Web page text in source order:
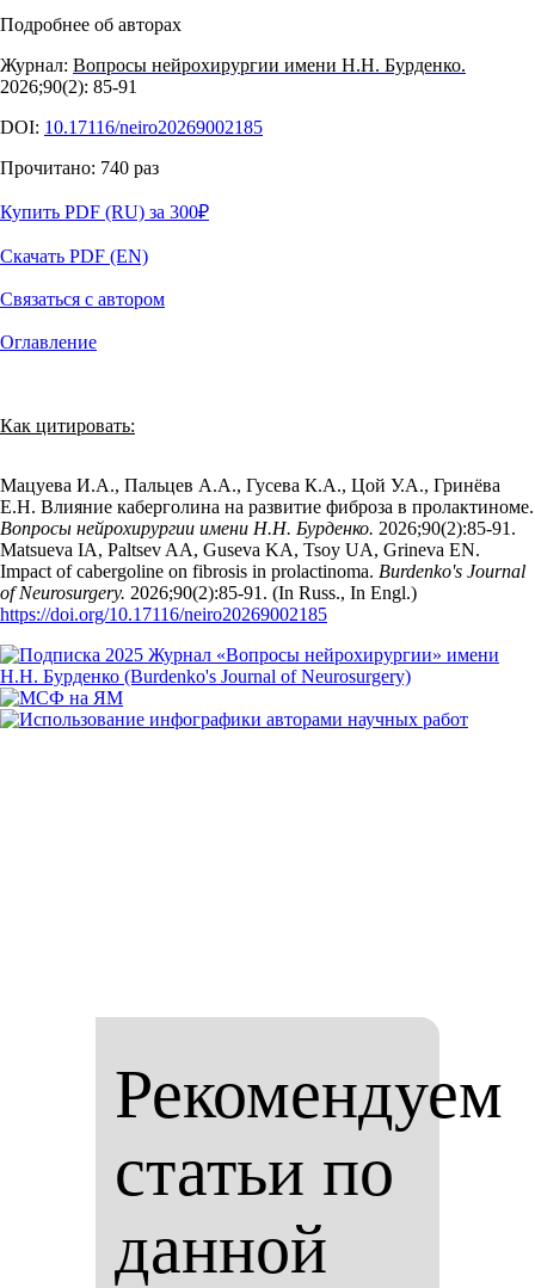
Подробнее об авторах
Журнал: Вопросы нейрохирургии имени Н.Н. Бурденко.
2026;90(2): 85‑91
DOI: 10.17116/neiro20269002185
Прочитано: 740 раз
Купить PDF (RU) за 300₽
Скачать PDF (EN)
Связаться с автором
Оглавление
Как цитировать:
Мацуева И.А., Пальцев А.А., Гусева К.А., Цой У.А., Гринёва
Е.Н. Влияние каберголина на развитие фиброза в пролактиноме.
Вопросы нейрохирургии имени Н.Н. Бурденко. 2026;90(2):85‑91.
Matsueva IA, Paltsev AA, Guseva KA, Tsoy UA, Grineva EN.
Impact of cabergoline on fibrosis in prolactinoma. Burdenko's Journal
of Neurosurgery. 2026;90(2):85‑91. (In Russ., In Engl.)
https://doi.org/10.17116/neiro20269002185
Рекомендуем
статьи по
данной